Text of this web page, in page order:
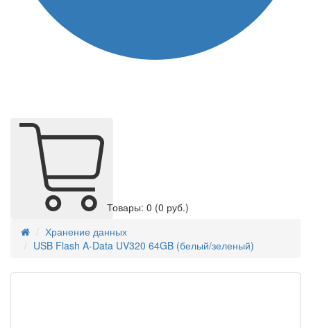
Товары: 0 (0 руб.)
Хранение данных
USB Flash A-Data UV320 64GB (белый/зеленый)